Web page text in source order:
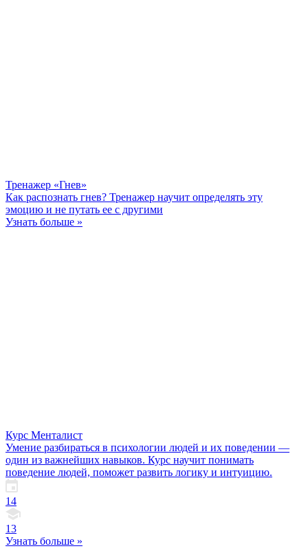
Тренажер «Гнев»
Как распознать гнев? Тренажер научит определять эту
эмоцию и не путать ее с другими
Узнать больше »
Курс Менталист
Умение разбираться в психологии людей и их поведении —
один из важнейших навыков. Курс научит понимать
поведение людей, поможет развить логику и интуицию.
14
13
Узнать больше »